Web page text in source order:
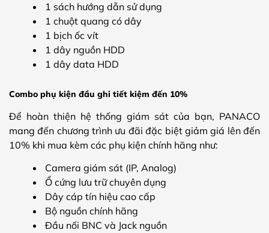
1 sách hướng dẫn sử dụng
1 chuột quang có dây
1 bịch ốc vít
1 dây nguồn HDD
1 dây data HDD
Combo phụ kiện đầu ghi tiết kiệm đến 10%
Để hoàn thiện hệ thống giám sát của bạn, PANACO
mang đến chương trình ưu đãi đặc biệt giảm giá lên đến
10% khi mua kèm các phụ kiện chính hãng như:
Camera giám sát (IP, Analog)
Ổ cứng lưu trữ chuyên dụng
Dây cáp tín hiệu cao cấp
Bộ nguồn chính hãng
Đầu nối BNC và Jack nguồn